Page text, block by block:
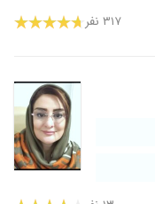
۳۱۷ نفر